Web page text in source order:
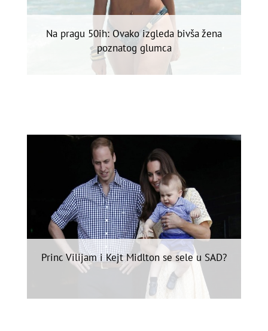
Na pragu 50ih: Ovako izgleda bivša žena
poznatog glumca
Princ Vilijam i Kejt Midlton se sele u SAD?